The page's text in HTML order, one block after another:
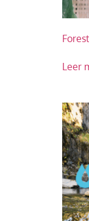
Leer